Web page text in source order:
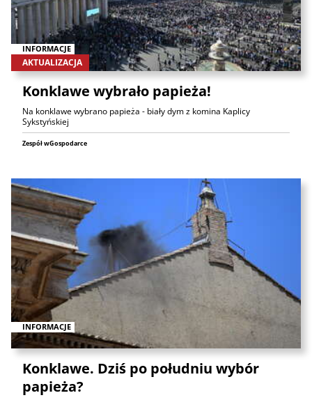
INFORMACJE
AKTUALIZACJA
Konklawe wybrało papieża!
Na konklawe wybrano papieża - biały dym z komina Kaplicy
Sykstyńskiej
Zespół wGospodarce
INFORMACJE
Konklawe. Dziś po południu wybór
papieża?